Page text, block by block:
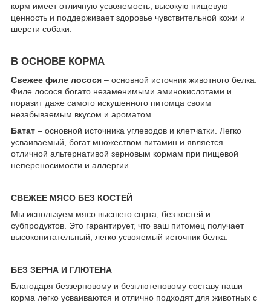
корм имеет отличную усвояемость, высокую пищевую
ценность и поддерживает здоровье чувствительной кожи и
шерсти собаки.
В ОСНОВЕ КОРМА
Свежее филе лосося – основной источник животного белка.
Филе лосося богато незаменимыми аминокислотами и
поразит даже самого искушенного питомца своим
незабываемым вкусом и ароматом.
Батат – основной источника углеводов и клетчатки. Легко
усваиваемый, богат множеством витамин и является
отличной альтернативой зерновым кормам при пищевой
непереносимости и аллергии.
СВЕЖЕЕ МЯСО БЕЗ КОСТЕЙ
Мы используем мясо высшего сорта, без костей и
субпродуктов. Это гарантирует, что ваш питомец получает
высокопитательный, легко усвояемый источник белка.
БЕЗ ЗЕРНА И ГЛЮТЕНА
Благодаря беззерновому и безглютеновому составу наши
корма легко усваиваются и отлично подходят для животных с